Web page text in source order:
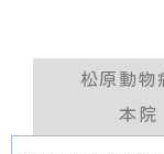
松原動物
本院